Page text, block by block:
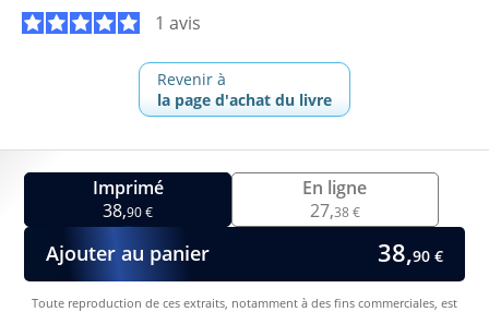
1 avis
Revenir à
la page d'achat du livre
Imprimé
38,90 €
En ligne
27,38 €
Ajouter au panier 38,90 €
Toute reproduction de ces extraits, notamment à des fins commerciales, est